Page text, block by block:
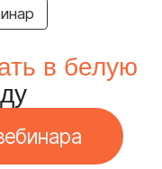
услуга